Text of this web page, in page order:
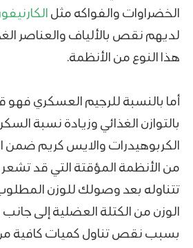
الخضراوات والفواكه مثل الكارنيفور
لديهم نقص بالألياف والعناصر
هذا النوع من الأنظمة.
أما بالنسبة للرجيم العسكري
بالتوازن الغذائي وزيادة نسبة
الكربوهيدرات والايس كريم ضمن
من الأنظمة المؤقتة التي قد
تتناوله بعد وصولك للوزن
الوزن من الكتلة العضلية إلى
بسبب نقص تناول كميات كافية من